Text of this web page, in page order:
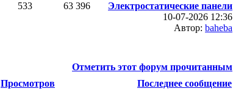
533 63 396
Электростатические панели
10-07-2026 12:36
Автор: baheba
Отметить этот форум прочитанным
Просмотров
Последнее сообщение